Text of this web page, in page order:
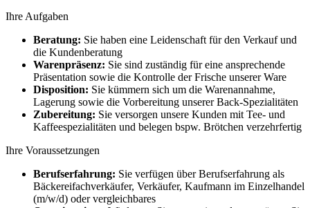
Ihre Aufgaben
Beratung: Sie haben eine Leidenschaft für den Verkauf und
die Kundenberatung
Warenpräsenz: Sie sind zuständig für eine ansprechende
Präsentation sowie die Kontrolle der Frische unserer Ware
Disposition: Sie kümmern sich um die Warenannahme,
Lagerung sowie die Vorbereitung unserer Back-Spezialitäten
Zubereitung: Sie versorgen unsere Kunden mit Tee- und
Kaffeespezialitäten und belegen bspw. Brötchen verzehrfertig
Ihre Voraussetzungen
Berufserfahrung: Sie verfügen über Berufserfahrung als
Bäckereifachverkäufer, Verkäufer, Kaufmann im Einzelhandel
(m/w/d) oder vergleichbares